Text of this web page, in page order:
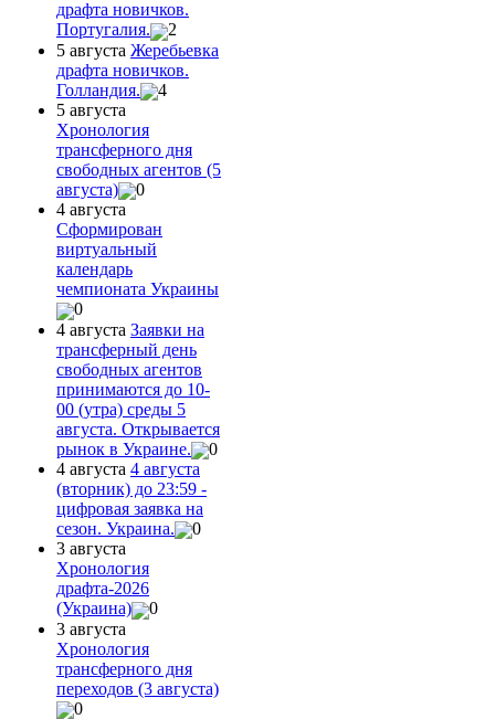
драфта новичков.
Португалия.
2
5 августа Жеребьевка
драфта новичков.
Голландия.
4
5 августа
Хронология
трансферного дня
свободных агентов (5
августа)
0
4 августа
Сформирован
виртуальный
календарь
чемпионата Украины
0
4 августа Заявки на
трансферный день
свободных агентов
принимаются до 10-
00 (утра) среды 5
августа. Открывается
рынок в Украине.
0
4 августа 4 августа
(вторник) до 23:59 -
цифровая заявка на
сезон. Украина.
0
3 августа
Хронология
драфта-2026
(Украина)
0
3 августа
Хронология
трансферного дня
переходов (3 августа)
0